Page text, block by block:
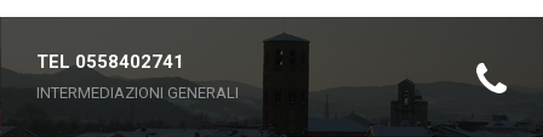
TEL 0558402741
INTERMEDIAZIONI GENERALI